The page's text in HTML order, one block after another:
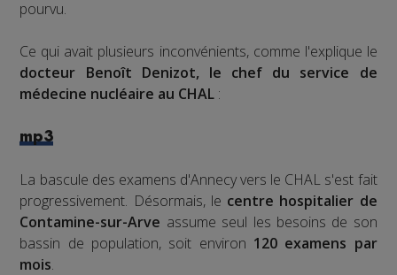
pourvu.
Ce qui avait plusieurs inconvénients, comme l'explique le
docteur Benoît Denizot, le chef du service de
médecine nucléaire au CHAL :
mp3
La bascule des examens d'Annecy vers le CHAL s'est fait
progressivement. Désormais, le centre hospitalier de
Contamine-sur-Arve assume seul les besoins de son
bassin de population, soit environ 120 examens par
mois.